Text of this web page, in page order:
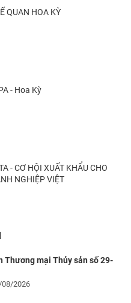
QUAN HOA KỲ
- Hoa Kỳ
- CƠ HỘI XUẤT KHẨU CHO
NGHIỆP VIỆT
Thương mại Thủy sản số 29-
08/2026